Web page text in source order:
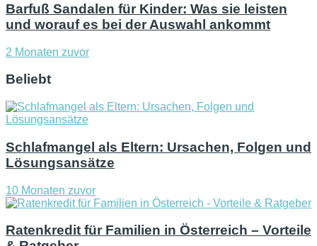
Barfuß Sandalen für Kinder: Was sie leisten
und worauf es bei der Auswahl ankommt
2 Monaten zuvor
Beliebt
Schlafmangel als Eltern: Ursachen, Folgen und
Lösungsansätze
10 Monaten zuvor
Ratenkredit für Familien in Österreich – Vorteile